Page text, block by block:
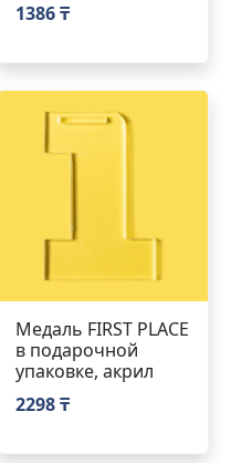
1386 ₸
Медаль FIRST PLACE
в подарочной
упаковке, акрил
2298 ₸